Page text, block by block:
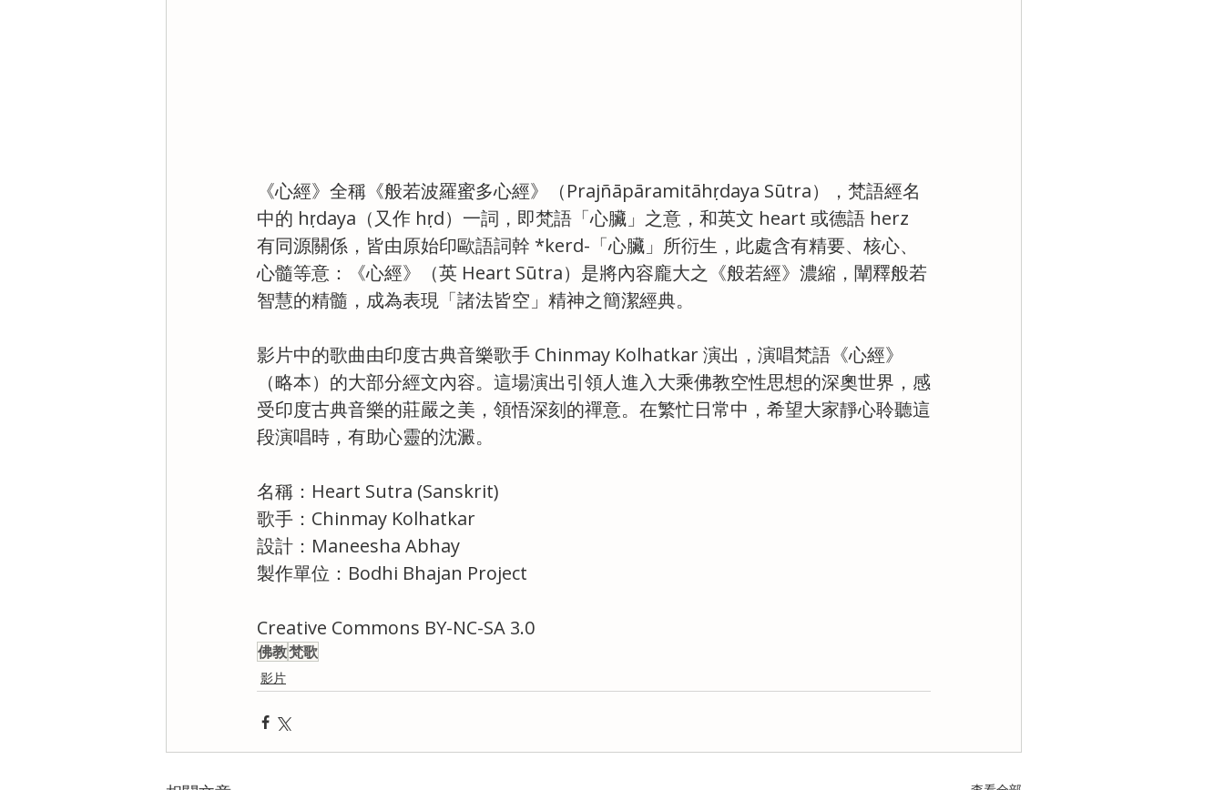
《心經》全稱《般若波羅蜜多心經》（Prajñāpāramitāhṛdaya Sūtra），梵語經名
中的 hṛdaya（又作 hṛd）一詞，即梵語「心臟」之意，和英文 heart 或德語 herz
有同源關係，皆由原始印歐語詞幹 *kerd-「心臟」所衍生，此處含有精要、核心、
心髓等意：《心經》（英 Heart Sūtra）是將內容龐大之《般若經》濃縮，闡釋般若
智慧的精髓，成為表現「諸法皆空」精神之簡潔經典。
影片中的歌曲由印度古典音樂歌手 Chinmay Kolhatkar 演出，演唱梵語《心經》
（略本）的大部分經文內容。這場演出引領人進入大乘佛教空性思想的深奧世界，感
受印度古典音樂的莊嚴之美，領悟深刻的禪意。在繁忙日常中，希望大家靜心聆聽這
段演唱時，有助心靈的沈澱。
名稱：Heart Sutra (Sanskrit)
歌手：Chinmay Kolhatkar
設計：Maneesha Abhay
製作單位：Bodhi Bhajan Project
Creative Commons BY-NC-SA 3.0
佛教梵歌
影片